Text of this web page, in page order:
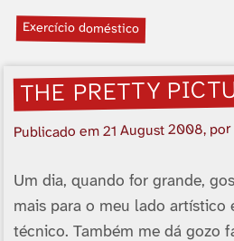
Exercí­cio doméstico
THE PRETTY
Publicado em21 August 2008,
Um dia, quando for grande,
mais para o meu lado artí­stico
técnico. Também me dá gozo